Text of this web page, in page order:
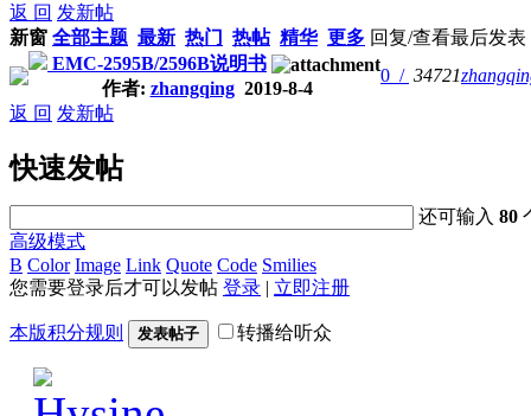
返 回 发新帖
新窗 全部主题 最新 热门 热帖 精华 更多 回复/查看最后发表
EMC-2595B/2596B说明书
作者: zhangqing2019-8-4
0 / 34721
返 回 发新帖
快速发帖
还可输入80
高级模式
B Color Image Link Quote Code Smilies
您需要登录后才可以发帖 登录 | 立即注册
本版积分规则 发表帖子 转播给听众